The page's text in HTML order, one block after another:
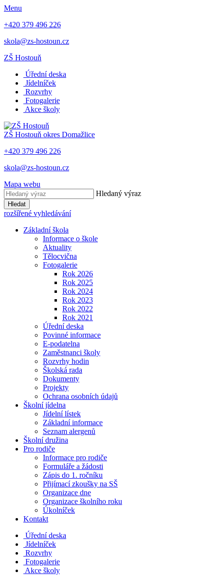
Menu
+420 379 496 226
skola@zs-hostoun.cz
ZŠ Hostouň
Úřední deska
Jídelníček
Rozvrhy
Fotogalerie
Akce školy
ZŠ Hostouň okres Domažlice
+420 379 496 226
skola@zs-hostoun.cz
Mapa webu
Hledaný výraz
Hledat
rozšířené vyhledávání
Základní škola
Informace o škole
Aktuality
Tělocvična
Fotogalerie
Rok 2026
Rok 2025
Rok 2024
Rok 2023
Rok 2022
Rok 2021
Úřední deska
Povinné informace
E-podatelna
Zaměstnanci školy
Rozvrhy hodin
Školská rada
Dokumenty
Projekty
Ochrana osobních údajů
Školní jídelna
Jídelní lístek
Základní informace
Seznam alergenů
Školní družina
Pro rodiče
Informace pro rodiče
Formuláře a žádosti
Zápis do 1. ročníku
Přijímací zkoušky na SŠ
Organizace dne
Organizace školního roku
Úkolníček
Kontakt
Úřední deska
Jídelníček
Rozvrhy
Fotogalerie
Akce školy